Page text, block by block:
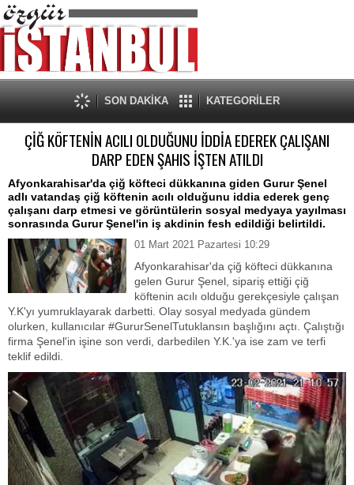
SON DAKİKA KATEGORİLER
ÇİĞ KÖFTENİN ACILI OLDUĞUNU İDDİA EDEREK ÇALIŞANI
DARP EDEN ŞAHIS İŞTEN ATILDI
Afyonkarahisar'da çiğ köfteci dükkanına giden Gurur Şenel
adlı vatandaş çiğ köftenin acılı olduğunu iddia ederek genç
çalışanı darp etmesi ve görüntülerin sosyal medyaya yayılması
sonrasında Gurur Şenel'in iş akdinin fesh edildiği belirtildi.
01 Mart 2021 Pazartesi 10:29
Afyonkarahisar'da çiğ köfteci dükkanına
gelen Gurur Şenel, sipariş ettiği çiğ
köftenin acılı olduğu gerekçesiyle çalışan
Y.K'yı yumruklayarak darbetti. Olay sosyal medyada gündem
olurken, kullanıcılar #GururSenelTutuklansın başlığını açtı. Çalıştığı
firma Şenel'in işine son verdi, darbedilen Y.K.'ya ise zam ve terfi
teklif edildi.